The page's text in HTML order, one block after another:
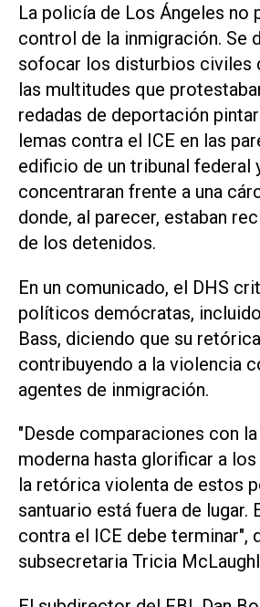
La policía de Los Ángeles no
control de la inmigración. Se
sofocar los disturbios civiles
las multitudes que
redadas de deportación
lemas contra el ICE en las
edificio de un tribunal federal
concentraran frente a una
donde, al parecer, estaban
de los detenidos.
En un comunicado, el DHS
políticos demócratas,
Bass, diciendo que su
contribuyendo a la violencia
agentes de inmigración.
"Desde comparaciones con
moderna hasta glorificar a
la retórica violenta de estos
santuario está fuera de lugar.
contra el ICE debe terminar",
subsecretaria Tricia